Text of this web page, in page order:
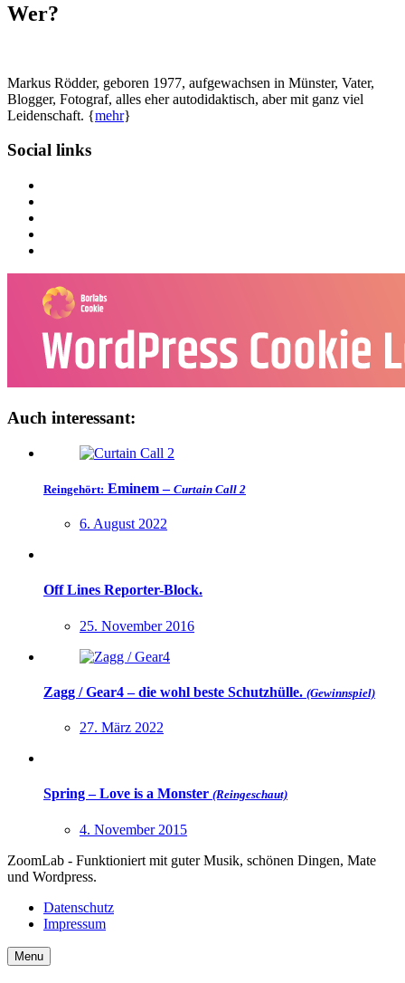
Wer?
Markus Rödder, geboren 1977, aufgewachsen in Münster, Vater,
Blogger, Fotograf, alles eher autodidaktisch, aber mit ganz viel
Leidenschaft. {mehr}
Social links
Auch interessant:
Reingehört: Eminem – Curtain Call 2
6. August 2022
Off Lines Reporter-Block.
25. November 2016
Zagg / Gear4 – die wohl beste Schutzhülle. (Gewinnspiel)
27. März 2022
Spring – Love is a Monster (Reingeschaut)
4. November 2015
ZoomLab - Funktioniert mit guter Musik, schönen Dingen, Mate
und Wordpress.
Datenschutz
Impressum
Menu